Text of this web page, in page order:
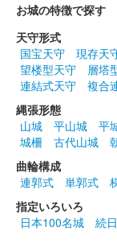
島原城 御城
販売終了
毎年「城の日」で
年400枚限定で販
た。「島原城築城
ット」は1……
島原城 御
お城EXPO2025横
者限定の御城印引
お城の特徴で探す
天守形式
国宝天守
現存天
望楼型天守
層塔
連結式天守
複合
縄張形態
山城
平山城 平
城柵
古代山城
曲輪構成
連郭式
単郭式
指定いろいろ
日本100名城
続